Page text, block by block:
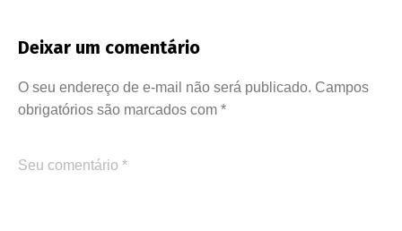
Deixar um comentário
O seu endereço de e-mail não será publicado. Campos
obrigatórios são marcados com *